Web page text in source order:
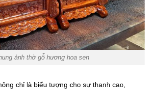
ảnh thờ gỗ hương hoa sen
chỉ là biểu tượng cho sự thanh cao,